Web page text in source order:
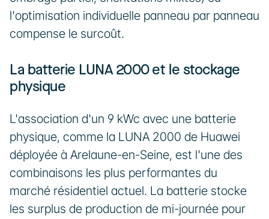
l'optimisation individuelle panneau par panneau
compense le surcoût.
La batterie LUNA 2000 et le stockage
physique
L'association d'un 9 kWc avec une batterie
physique, comme la LUNA 2000 de Huawei
déployée à Arelaune-en-Seine, est l'une des
combinaisons les plus performantes du
marché résidentiel actuel. La batterie stocke
les surplus de production de mi-journée pour